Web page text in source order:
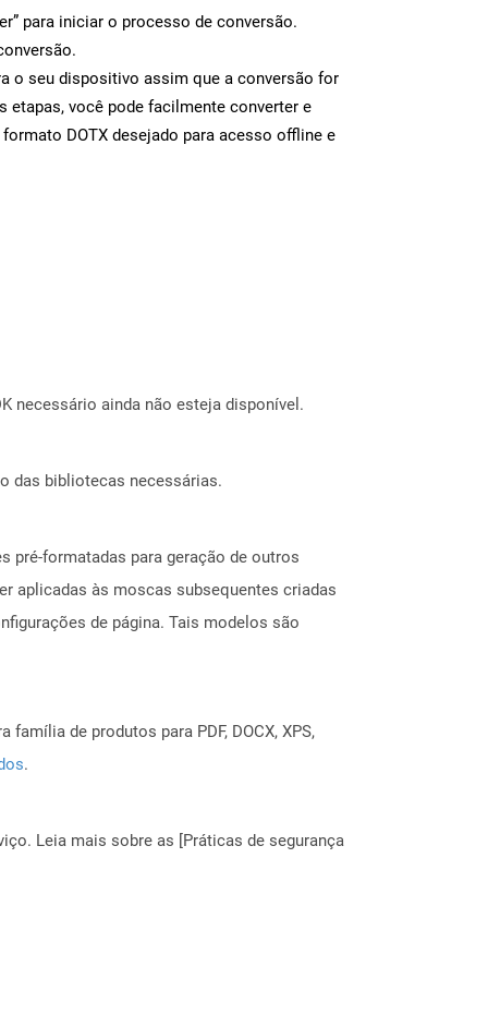
para iniciar o processo de conversão.
o seu dispositivo assim que a conversão for
etapas, você pode facilmente converter e
DOTX desejado para acesso offline e
necessário ainda não esteja disponível.
das bibliotecas necessárias.
pré-formatadas para geração de outros
aplicadas às moscas subsequentes criadas
de página. Tais modelos são
de produtos para PDF, DOCX, XPS,
.
Leia mais sobre as [Práticas de segurança